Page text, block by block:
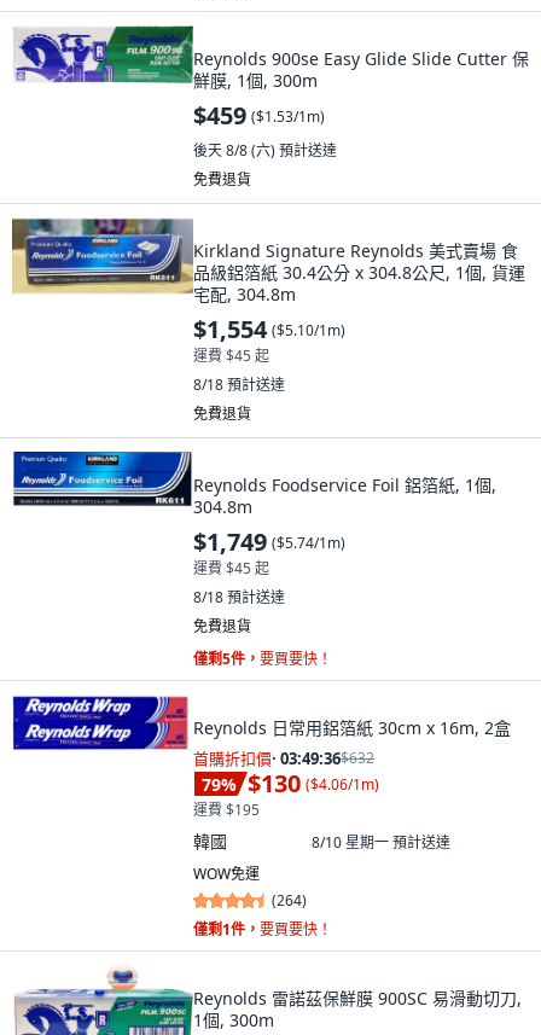
Reynolds 900se Easy Glide Slide Cutter 保
鮮膜, 1個, 300m
$459 ($1.53/1m)
後天 8/8 (六) 預計送達
免費退貨
Kirkland Signature Reynolds 美式賣場 食
品級鋁箔紙 30.4公分 x 304.8公尺, 1個, 貨運
宅配, 304.8m
$1,554 ($5.10/1m)
運費 $45 起
8/18預計送達
免費退貨
Reynolds Foodservice Foil 鋁箔紙, 1個,
304.8m
$1,749 ($5.74/1m)
運費 $45 起
8/18預計送達
免費退貨
僅剩5件， 要買要快！
Reynolds 日常用鋁箔紙 30cm x 16m, 2盒
首購折扣價· 03:49:34$632
79% $130 ($4.06/1m)
運費 $195
韓國 8/10 星期一預計送達
WOW免運
(264)
僅剩1件， 要買要快！
Reynolds 雷諾茲保鮮膜 900SC 易滑動切刀,
1個, 300m